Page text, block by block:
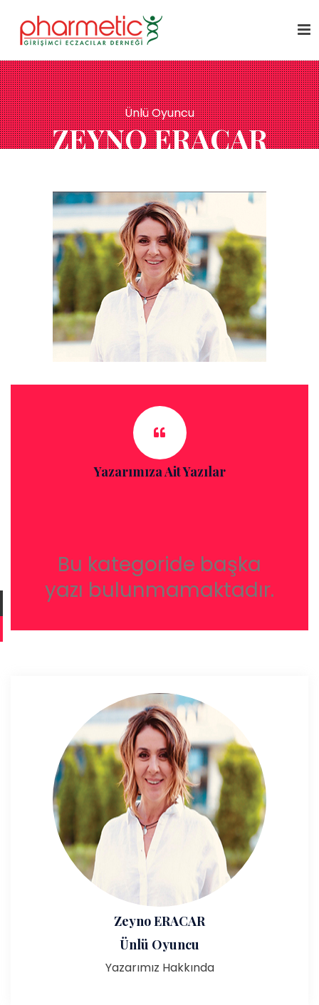
ZEYNO ERACAR
Ünlü Oyuncu
Yazarımıza Ait Yazılar
Bu kategoride başka
yazı bulunmamaktadır.
Zeyno ERACAR
Ünlü Oyuncu
Yazarımız Hakkında